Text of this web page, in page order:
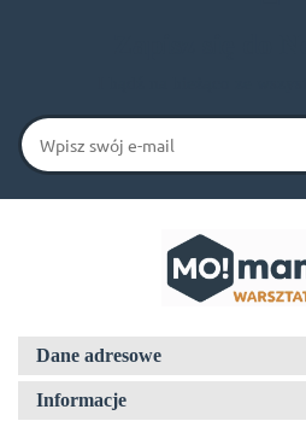
Dane adresowe
Informacje